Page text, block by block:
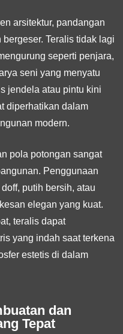
arsitektur, pandangan
Teralis tidak lagi
seperti penjara,
seni yang menyatu
jendela atau pintu kini
diperhatikan dalam
modern.
pola potongan sangat
Penggunaan
putih bersih, atau
elegan yang kuat.
teralis dapat
yang indah saat terkena
estetis di dalam
dan
Tepat